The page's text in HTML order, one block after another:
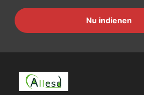
Nu indienen